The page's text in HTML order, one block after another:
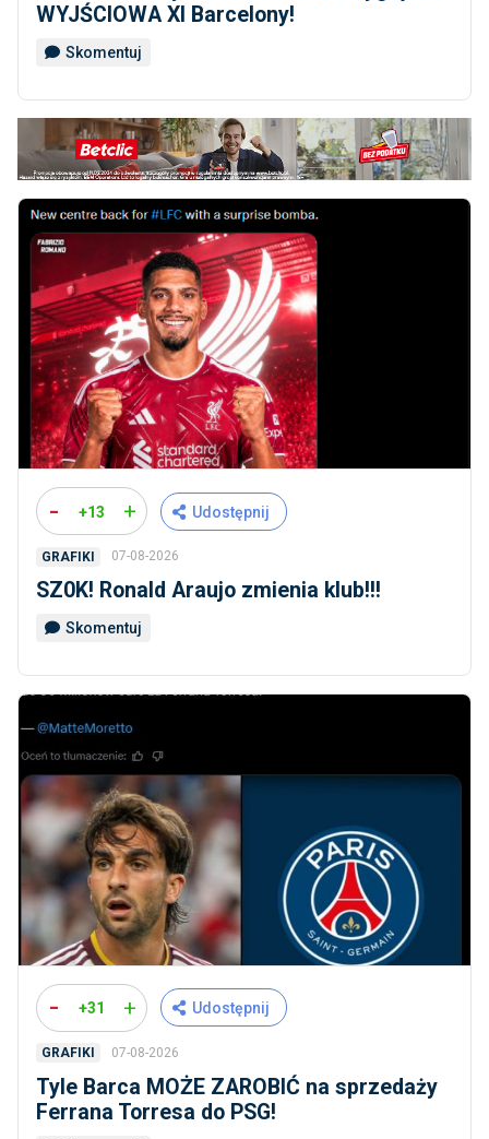
WYJŚCIOWA XI Barcelony!
Skomentuj
- +13 + Udostępnij
GRAFIKI 07-08-2026
SZ0K! Ronald Araujo zmienia klub!!!
Skomentuj
- +31 + Udostępnij
GRAFIKI 07-08-2026
Tyle Barca MOŻE ZAROBIĆ na sprzedaży
Ferrana Torresa do PSG!